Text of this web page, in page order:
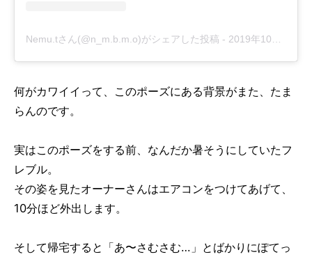
Nemu.tさん(@n_m.b.m.o)がシェアした投稿 - 2019年10月月7日午前6時05分PDT
何がカワイイって、このポーズにある背景がまた、たま
らんのです。
実はこのポーズをする前、なんだか暑そうにしていたフ
レブル。
その姿を見たオーナーさんはエアコンをつけてあげて、
10分ほど外出します。
そして帰宅すると「あ〜さむさむ…」とばかりにぽてっ